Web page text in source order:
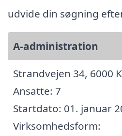
udvide din søgning
A-administration
Strandvejen 34, 6000
Ansatte: 7
Startdato: 01. januar
Virksomhedsform: